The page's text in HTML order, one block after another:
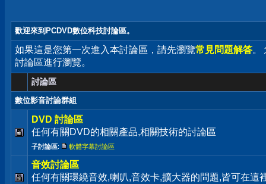
歡迎來到PCDVD數位科技討論區。
如果這是您第一次進入本討論區，請先瀏覽常見問題解答。
討論區進行瀏覽。
討論區
數位影音討論群組
DVD 討論區
任何有關DVD的相關產品,相關技術的討論區
子討論區: 軟體字幕討論區
音效討論區
任何有關環繞音效,喇叭,音效卡,擴大器的問題,皆可在這